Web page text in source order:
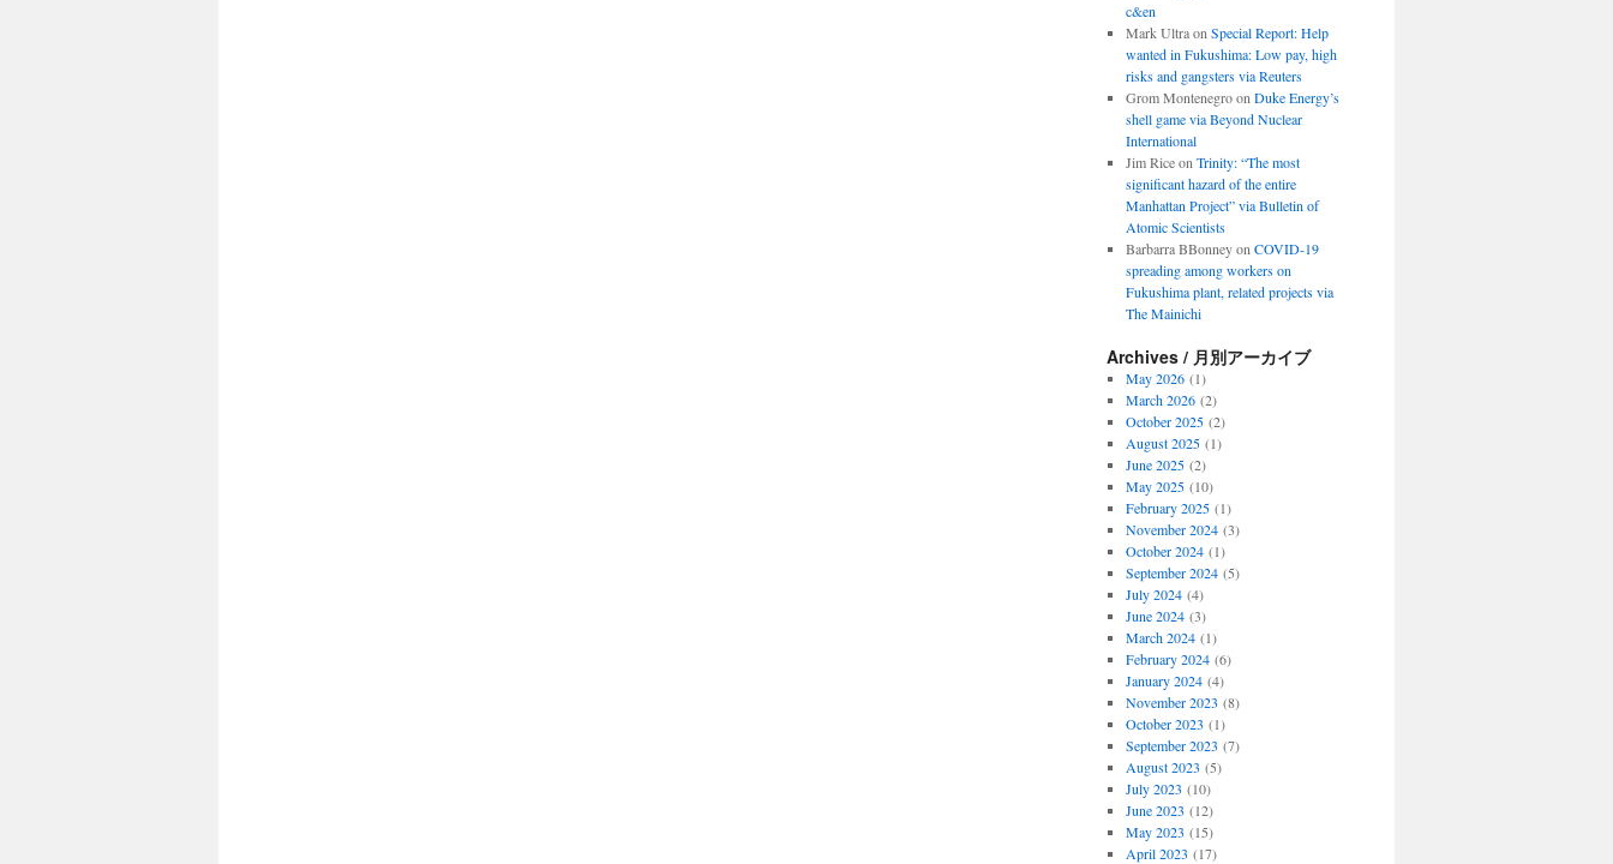
c&en
Mark Ultraon Special Report: Help
wanted in Fukushima: Low pay, high
risks and gangsters via Reuters
Grom Montenegroon Duke Energy’s
shell game via Beyond Nuclear
International
Jim Riceon Trinity: “The most
significant hazard of the entire
Manhattan Project” via Bulletin of
Atomic Scientists
Barbarra BBonneyon COVID-19
spreading among workers on
Fukushima plant, related projects via
The Mainichi
Archives / 月別アーカイブ
May 2026(1)
March 2026(2)
October 2025(2)
August 2025(1)
June 2025(2)
May 2025(10)
February 2025(1)
November 2024(3)
October 2024(1)
September 2024(5)
July 2024(4)
June 2024(3)
March 2024(1)
February 2024(6)
January 2024(4)
November 2023 (8)
October 2023 (1)
September 2023 (7)
August 2023 (5)
July 2023 (10)
June 2023 (12)
May 2023 (15)
April 2023 (17)